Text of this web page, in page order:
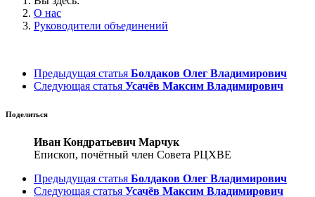
О нас
Руководители объединений
Предыдущая статья Болдаков Олег Владимирович
Следующая статья Усачёв Максим Владимирович
Поделиться
Иван Кондратьевич Марчук
Епископ, почётный член Совета РЦХВЕ
Предыдущая статья Болдаков Олег Владимирович
Следующая статья Усачёв Максим Владимирович